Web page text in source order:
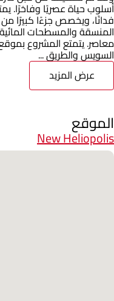
فدانًا، ويخصص جزءًا كبيرًا
المنسقة والمسطحات
معاصر. يتمتع المشروع
السويس والطريق ...
عرض المزيد
الموقع
New Heliopolis